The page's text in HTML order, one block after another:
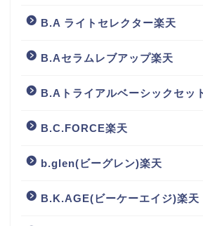
B.A ライトセレクター楽天
B.Aセラムレブアップ楽天
B.Aトライアルベーシックセッ
B.C.FORCE楽天
b.glen(ビーグレン)楽天
B.K.AGE(ビーケーエイジ)楽天